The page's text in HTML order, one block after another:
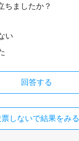
ちましたか？
い
票しないで結果をみる